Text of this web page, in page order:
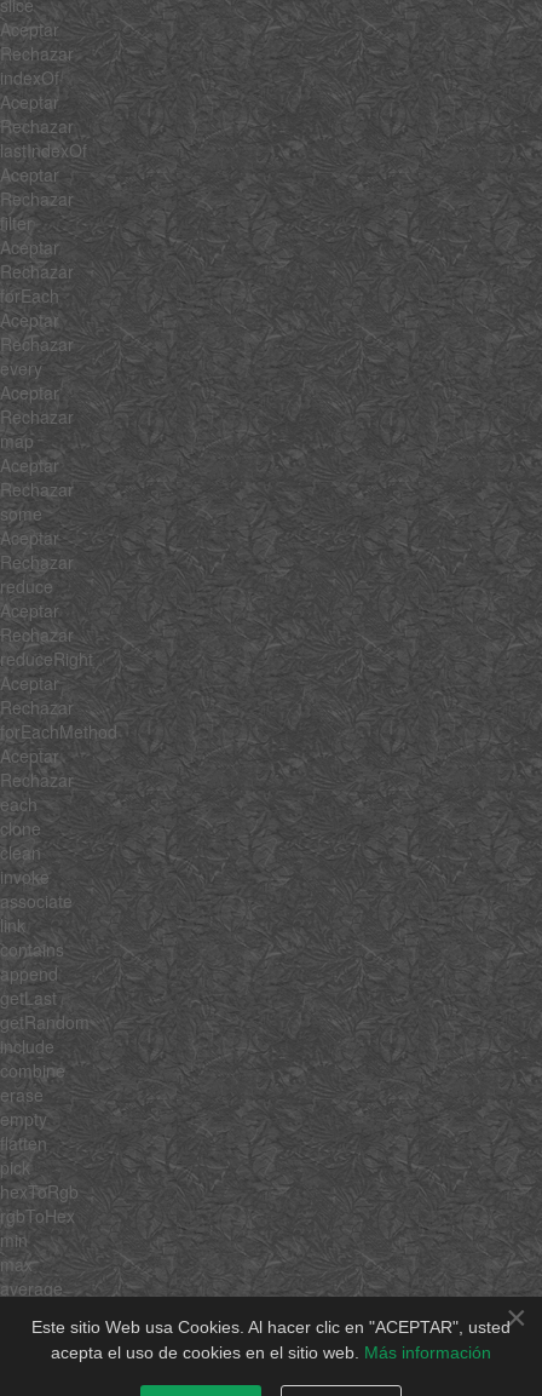
×
Este sitio Web usa Cookies. Al hacer clic en "ACEPTAR", usted
acepta el uso de cookies en el sitio web. Más información
Aceptar
Rechazar
indexOf
Aceptar
Rechazar
lastIndexOf
Aceptar
Rechazar
filter
Aceptar
Rechazar
forEach
Aceptar
Rechazar
every
Aceptar
Rechazar
map
Aceptar
Rechazar
some
Aceptar
Rechazar
reduce
Aceptar
Rechazar
reduceRight
Aceptar
Rechazar
forEachMethod
Aceptar
Rechazar
each
clone
clean
invoke
associate
link
contains
append
getLast
getRandom
include
combine
erase
empty
flatten
pick
hexToRgb
rgbToHex
min
max
average
unique